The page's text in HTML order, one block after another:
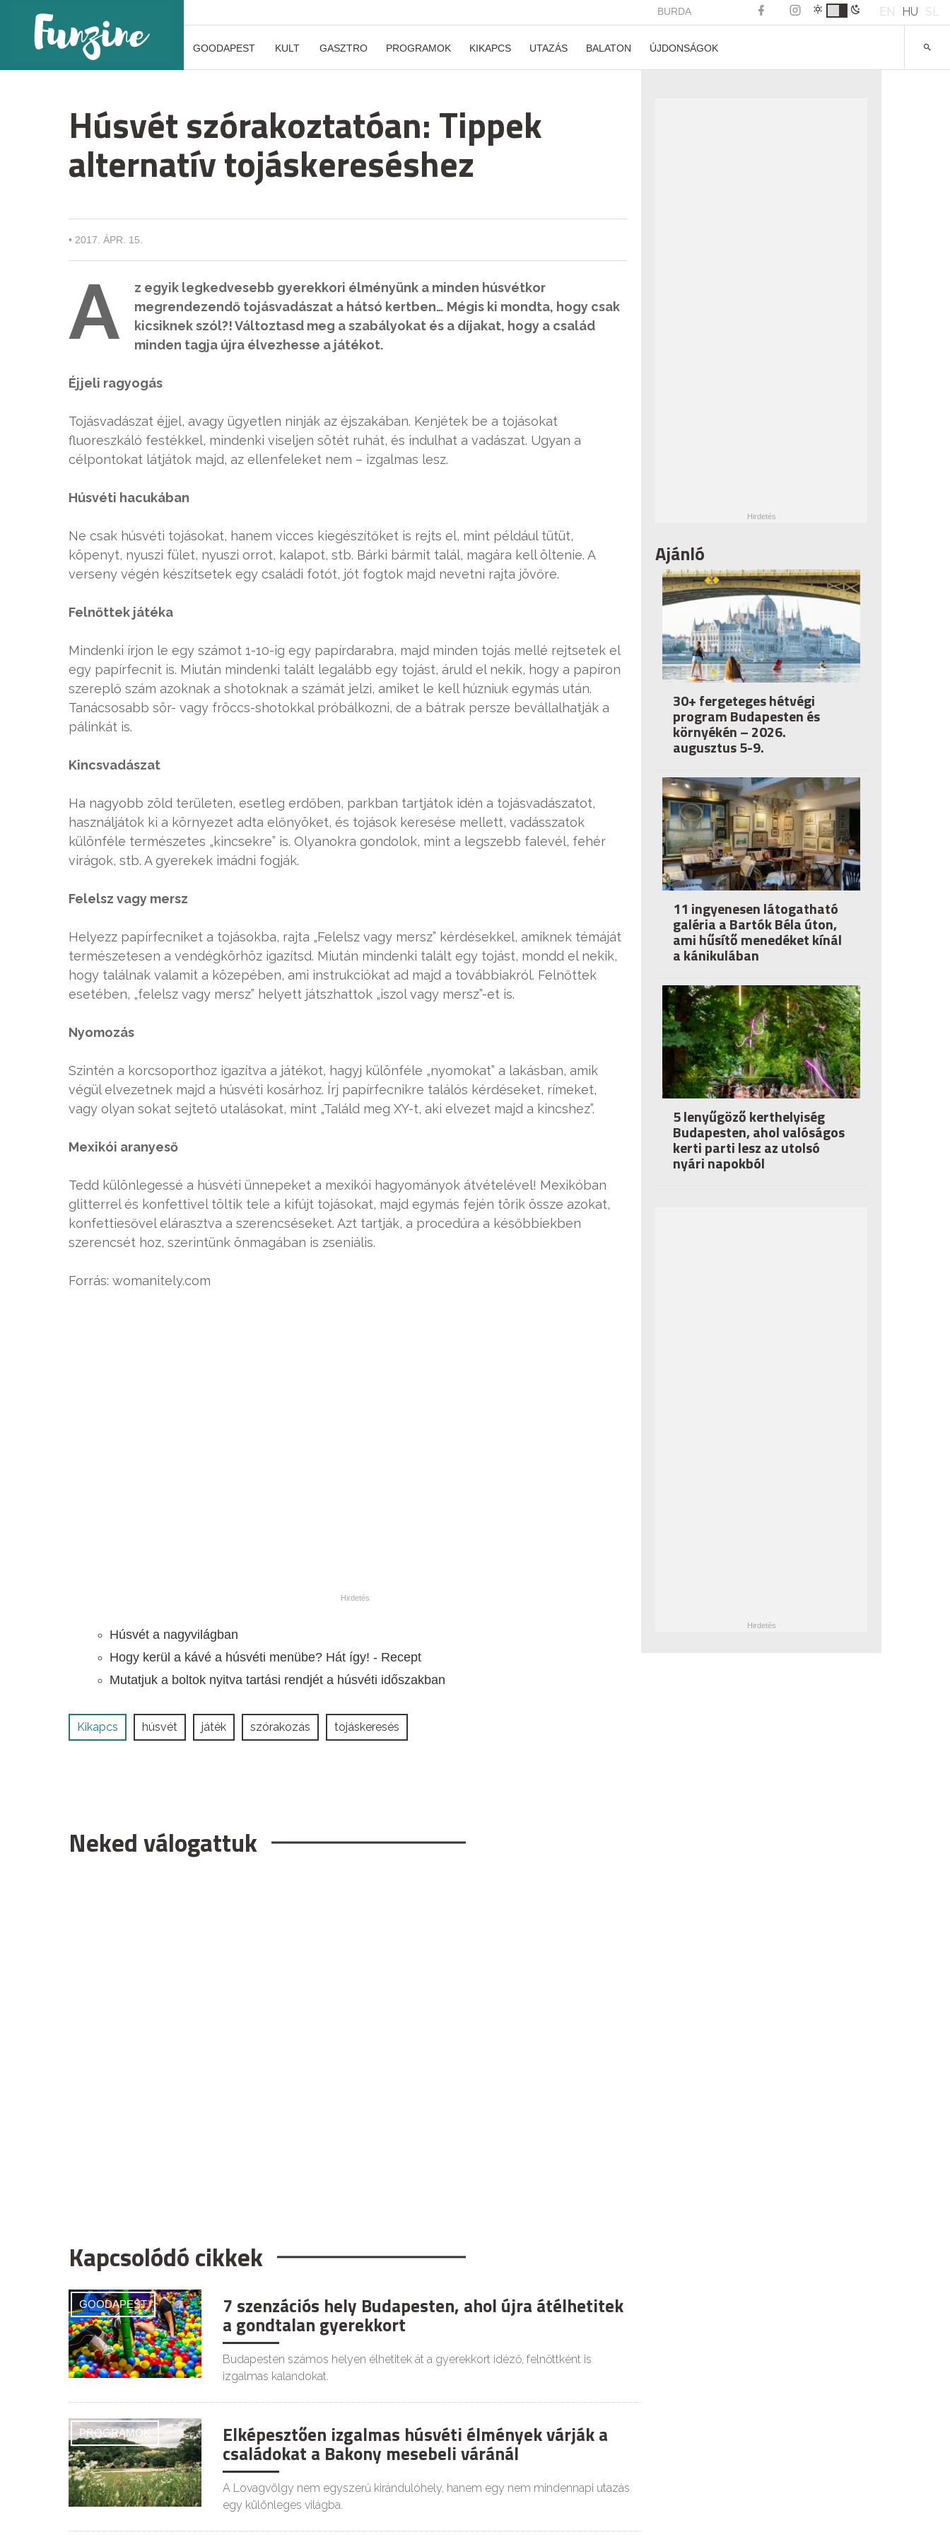
BURDA EN HU SL
GOODAPEST KULT GASZTRO PROGRAMOK KIKAPCS UTAZÁS BALATON ÚJDONSÁGOK
Húsvét szórakoztatóan: Tippek
alternatív tojáskereséshez
• 2017. ÁPR. 15.
A
z egyik legkedvesebb gyerekkori élményünk a minden húsvétkor
megrendezendő tojásvadászat a hátsó kertben… Mégis ki mondta, hogy csak
kicsiknek szól?! Változtasd meg a szabályokat és a díjakat, hogy a család
minden tagja újra élvezhesse a játékot.
Éjjeli ragyogás
Tojásvadászat éjjel, avagy ügyetlen ninják az éjszakában. Kenjétek be a tojásokat
fluoreszkáló festékkel, mindenki viseljen sötét ruhát, és indulhat a vadászat. Ugyan a
célpontokat látjátok majd, az ellenfeleket nem – izgalmas lesz.
Húsvéti hacukában
Ne csak húsvéti tojásokat, hanem vicces kiegészítőket is rejts el, mint például tütüt,
köpenyt, nyuszi fület, nyuszi orrot, kalapot, stb. Bárki bármit talál, magára kell öltenie. A
verseny végén készítsetek egy családi fotót, jót fogtok majd nevetni rajta jövőre.
Felnőttek játéka
Mindenki írjon le egy számot 1-10-ig egy papírdarabra, majd minden tojás mellé rejtsetek el
egy papírfecnit is. Miután mindenki talált legalább egy tojást, áruld el nekik, hogy a papíron
szereplő szám azoknak a shotoknak a számát jelzi, amiket le kell húzniuk egymás után.
Tanácsosabb sör- vagy fröccs-shotokkal próbálkozni, de a bátrak persze bevállalhatják a
pálinkát is.
Kincsvadászat
Ha nagyobb zöld területen, esetleg erdőben, parkban tartjátok idén a tojásvadászatot,
használjátok ki a környezet adta előnyöket, és tojások keresése mellett, vadásszatok
különféle természetes „kincsekre” is. Olyanokra gondolok, mint a legszebb falevél, fehér
virágok, stb. A gyerekek imádni fogják.
Felelsz vagy mersz
Helyezz papírfecniket a tojásokba, rajta „Felelsz vagy mersz” kérdésekkel, amiknek témáját
természetesen a vendégkörhöz igazítsd. Miután mindenki talált egy tojást, mondd el nekik,
hogy találnak valamit a közepében, ami instrukciókat ad majd a továbbiakról. Felnőttek
esetében, „felelsz vagy mersz” helyett játszhattok „iszol vagy mersz”-et is.
Nyomozás
Szintén a korcsoporthoz igazítva a játékot, hagyj különféle „nyomokat” a lakásban, amik
végül elvezetnek majd a húsvéti kosárhoz. Írj papírfecnikre találós kérdéseket, rímeket,
vagy olyan sokat sejtető utalásokat, mint „Találd meg XY-t, aki elvezet majd a kincshez”.
Mexikói aranyeső
Tedd különlegessé a húsvéti ünnepeket a mexikói hagyományok átvételével! Mexikóban
glitterrel és konfettivel töltik tele a kifújt tojásokat, majd egymás fején törik össze azokat,
konfettiesővel elárasztva a szerencséseket. Azt tartják, a procedúra a későbbiekben
szerencsét hoz, szerintünk önmagában is zseniális.
Forrás: womanitely.com
Húsvét a nagyvilágban
Hogy kerül a kávé a húsvéti menübe? Hát így! - Recept
Mutatjuk a boltok nyitva tartási rendjét a húsvéti időszakban
Kikapcs húsvét játék szórakozás tojáskeresés
Neked válogattuk
Kapcsolódó cikkek
GOODAPEST 7 szenzációs hely Budapesten, ahol újra átélhetitek
a gondtalan gyerekkort
Budapesten számos helyen élhetitek át a gyerekkort idéző, felnőttként is
izgalmas kalandokat.
PROGRAMOK Elképesztően izgalmas húsvéti élmények várják a
családokat a Bakony mesebeli váránál
A Lovagvölgy nem egyszerű kirándulóhely, hanem egy nem mindennapi utazás
egy különleges világba.
Ajánló
30+ fergeteges hétvégi
program Budapesten és
környékén – 2026.
augusztus 5-9.
11 ingyenesen látogatható
galéria a Bartók Béla úton,
ami hűsítő menedéket kínál
a kánikulában
5 lenyűgöző kerthelyiség
Budapesten, ahol valóságos
kerti parti lesz az utolsó
nyári napokból